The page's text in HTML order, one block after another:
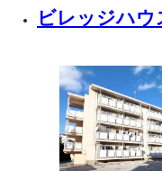
ビレッジハウ